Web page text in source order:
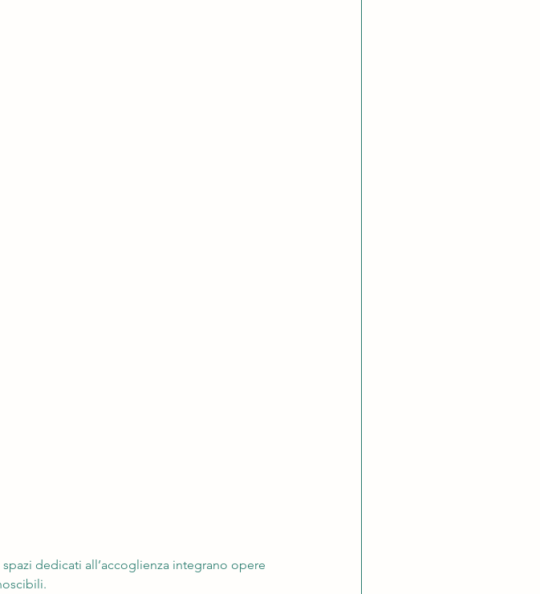
dedicati all’accoglienza integrano opere